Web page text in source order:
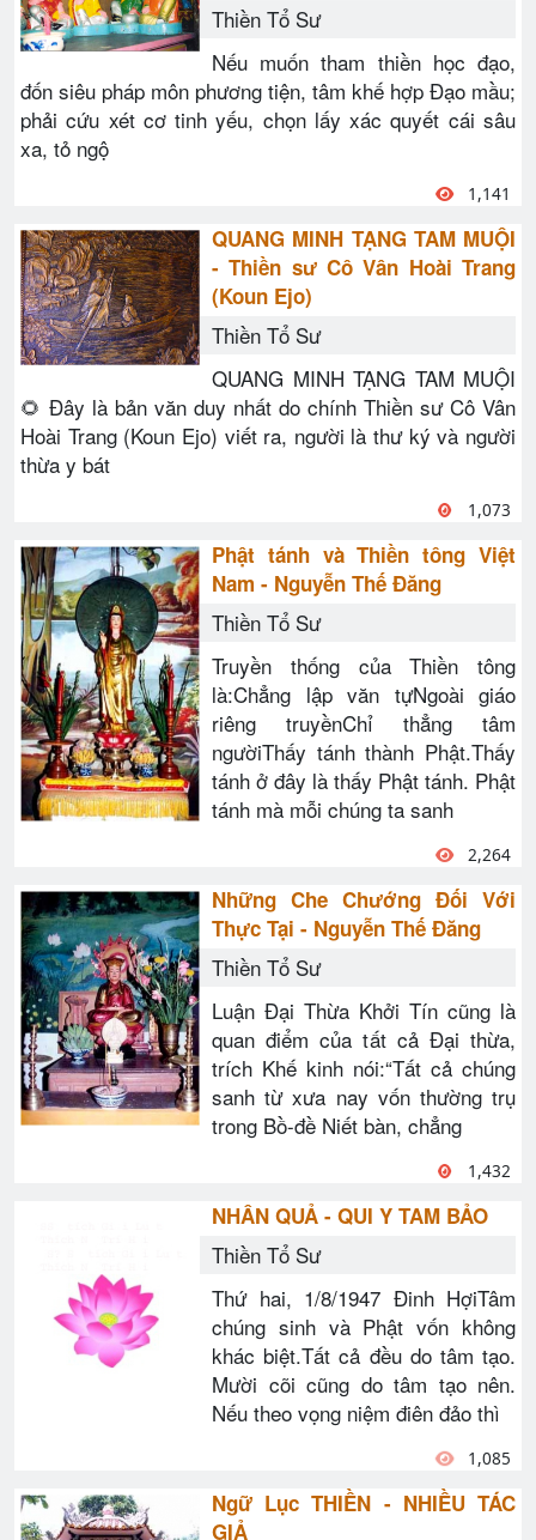
Thiền Tổ Sư
Nếu muốn tham thiền học đạo,
đốn siêu pháp môn phương tiện, tâm khế hợp Đạo mầu;
phải cứu xét cơ tinh yếu, chọn lấy xác quyết cái sâu
xa, tỏ ngộ
1,141
QUANG MINH TẠNG TAM MUỘI
- Thiền sư Cô Vân Hoài Trang
(Koun Ejo)
Thiền Tổ Sư
QUANG MINH TẠNG TAM MUỘI
🌻 Đây là bản văn duy nhất do chính Thiền sư Cô Vân
Hoài Trang (Koun Ejo) viết ra, người là thư ký và người
thừa y bát
1,073
Phật tánh và Thiền tông Việt
Nam - Nguyễn Thế Đăng
Thiền Tổ Sư
Truyền thống của Thiền tông
là:Chẳng lập văn tựNgoài giáo
riêng truyềnChỉ thẳng tâm
ngườiThấy tánh thành Phật.Thấy
tánh ở đây là thấy Phật tánh. Phật
tánh mà mỗi chúng ta sanh
2,264
Những Che Chướng Đối Với
Thực Tại - Nguyễn Thế Đăng
Thiền Tổ Sư
Luận Đại Thừa Khởi Tín cũng là
quan điểm của tất cả Đại thừa,
trích Khế kinh nói:“Tất cả chúng
sanh từ xưa nay vốn thường trụ
trong Bồ-đề Niết bàn, chẳng
1,432
NHÂN QUẢ - QUI Y TAM BẢO
Thiền Tổ Sư
Thứ hai, 1/8/1947 Đinh HợiTâm
chúng sinh và Phật vốn không
khác biệt.Tất cả đều do tâm tạo.
Mười cõi cũng do tâm tạo nên.
Nếu theo vọng niệm điên đảo thì
1,085
Ngữ Lục THIỀN - NHIỀU TÁC
GIẢ